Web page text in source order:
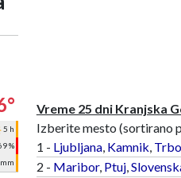
5 h
%
Vreme 25 dni Kranjska
Izberite mesto (sortirano
1 - Ljubljana, Kamnik,
2 - Maribor, Ptuj,